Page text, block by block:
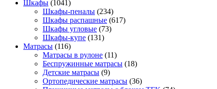
Шкафы (1041)
Шкафы-пеналы (234)
Шкафы распашные (617)
Шкафы угловые (73)
Шкафы-купе (131)
Матрасы (116)
Матрасы в рулоне (11)
Беспружинные матрасы (18)
Детские матрасы (9)
Ортопедические матрасы (36)